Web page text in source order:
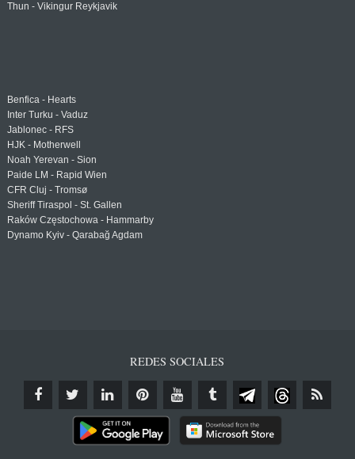
Thun - Vikingur Reykjavik
Benfica - Hearts
Inter Turku - Vaduz
Jablonec - RFS
HJK - Motherwell
Noah Yerevan - Sion
Paide LM - Rapid Wien
CFR Cluj - Tromsø
Sheriff Tiraspol - St. Gallen
Raków Częstochowa - Hammarby
Dynamo Kyiv - Qarabağ Agdam
REDES SOCIALES